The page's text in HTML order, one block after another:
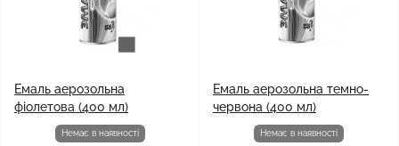
Емаль аерозольна
фіолетова (400 мл)
Немає в наявності
Емаль аерозольна темно-
червона (400 мл)
Немає в наявності